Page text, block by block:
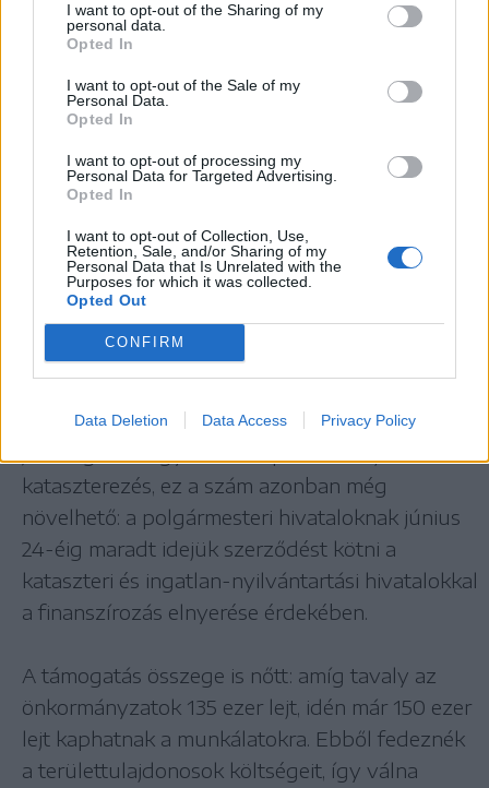
I want to opt-out of the Sharing of my
personal data.
Opted In
I want to opt-out of the Sale of my
Personal Data.
Opted In
I want to opt-out of processing my
Personal Data for Targeted Advertising.
Opted In
I want to opt-out of Collection, Use,
Retention, Sale, and/or Sharing of my
Personal Data that Is Unrelated with the
Purposes for which it was collected.
Opted Out
CONFIRM
Data Deletion Data Access Privacy Policy
A Cesar programhoz hasonlót ajánl az Országos
Kataszteri és Ingatlan-nyilvántartási Ügynökség
(ANCPI), amely 2015-ben indította el az
országos kataszteri programját azzal a céllal,
(telkek, épületek, lakások) ingyenesen
bevezessék a kataszteri nyilvántartásba és a
telekkönyvekbe.
A kezdeményezés azonban nem aratott
osztatlan sikert: tavaly a 2960 jogosult
polgármesteri hivatal közül mindössze 1100
Evenimentul Zilei napilap beszámolójából.
kataszterezés, ez a szám azonban még
növelhető: a polgármesteri hivataloknak június
24-éig maradt idejük szerződést kötni a
kataszteri és ingatlan-nyilvántartási hivatalokkal
a finanszírozás elnyerése érdekében.
A támogatás összege is nőtt: amíg tavaly az
önkormányzatok 135 ezer lejt, idén már 150 ezer
lejt kaphatnak a munkálatokra. Ebből fedeznék
a területtulajdonosok költségeit, így válna